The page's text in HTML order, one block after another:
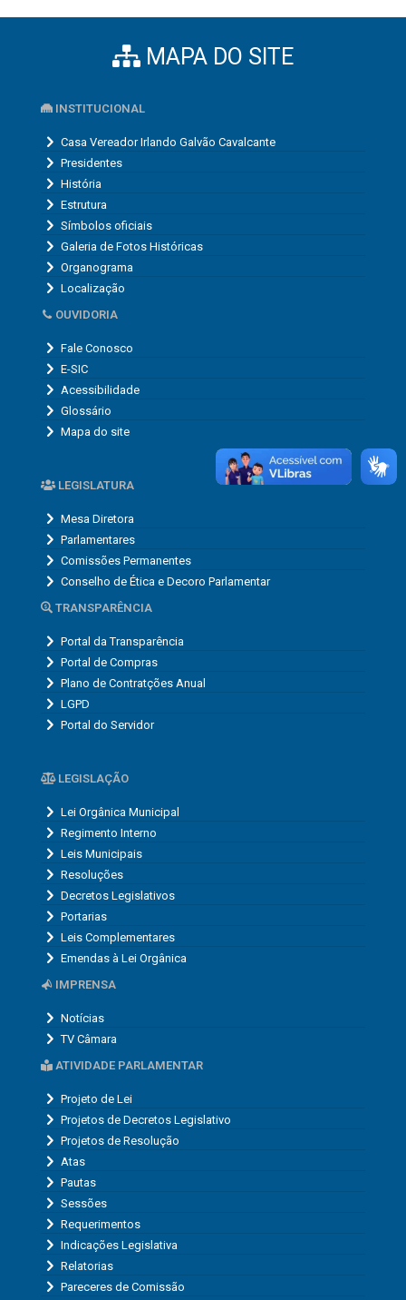
MAPA DO SITE
INSTITUCIONAL
Casa Vereador Irlando Galvão Cavalcante
Presidentes
História
Estrutura
Símbolos oficiais
Galeria de Fotos Históricas
Organograma
Localização
OUVIDORIA
Fale Conosco
E-SIC
Acessibilidade
Glossário
Mapa do site
LEGISLATURA
Mesa Diretora
Parlamentares
Comissões Permanentes
Conselho de Ética e Decoro Parlamentar
TRANSPARÊNCIA
Portal da Transparência
Portal de Compras
Plano de Contratções Anual
LGPD
Portal do Servidor
LEGISLAÇÃO
Lei Orgânica Municipal
Regimento Interno
Leis Municipais
Resoluções
Decretos Legislativos
Portarias
Leis Complementares
Emendas à Lei Orgânica
IMPRENSA
Notícias
TV Câmara
ATIVIDADE PARLAMENTAR
Projeto de Lei
Projetos de Decretos Legislativo
Projetos de Resolução
Atas
Pautas
Sessões
Requerimentos
Indicações Legislativa
Relatorias
Pareceres de Comissão